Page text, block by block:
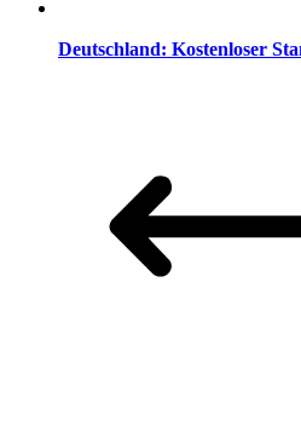
Deutschland: Kostenloser